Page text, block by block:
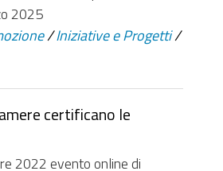
2025
/Iniziative e Progetti /
certificano le
2022 evento online di